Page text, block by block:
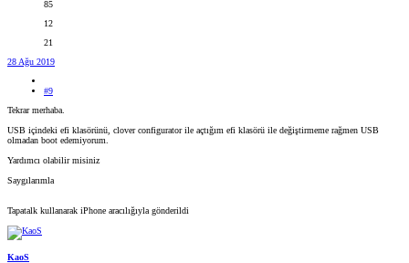
85
12
21
28 Ağu 2019
#9
Tekrar merhaba.
USB içindeki efi klasörünü, clover configurator ile açtığım efi klasörü ile değiştirmeme rağmen USB
olmadan boot edemiyorum.
Yardımcı olabilir misiniz
Saygılarımla
Tapatalk kullanarak iPhone aracılığıyla gönderildi
KaoS